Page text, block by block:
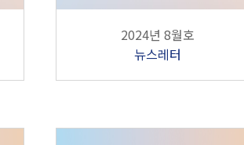
2024년 8월호
뉴스레터